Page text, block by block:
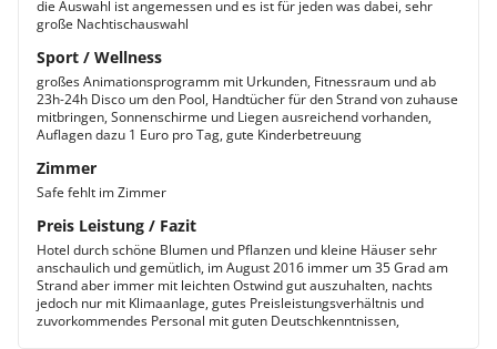
die Auswahl ist angemessen und es ist für jeden was dabei, sehr
große Nachtischauswahl
Sport / Wellness
großes Animationsprogramm mit Urkunden, Fitnessraum und ab
23h-24h Disco um den Pool, Handtücher für den Strand von zuhause
mitbringen, Sonnenschirme und Liegen ausreichend vorhanden,
Auflagen dazu 1 Euro pro Tag, gute Kinderbetreuung
Zimmer
Safe fehlt im Zimmer
Preis Leistung / Fazit
Hotel durch schöne Blumen und Pflanzen und kleine Häuser sehr
anschaulich und gemütlich, im August 2016 immer um 35 Grad am
Strand aber immer mit leichten Ostwind gut auszuhalten, nachts
jedoch nur mit Klimaanlage, gutes Preisleistungsverhältnis und
zuvorkommendes Personal mit guten Deutschkenntnissen,